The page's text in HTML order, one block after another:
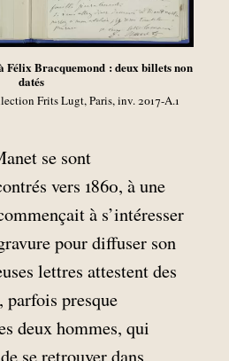
Félix Bracquemond : deux billets non
datés
Frits Lugt, Paris, inv. 2017-A.1
se sont
vers 1860, à une
à s’intéresser
pour diffuser son
lettres attestent des
parfois presque
deux hommes, qui
se retrouver dans